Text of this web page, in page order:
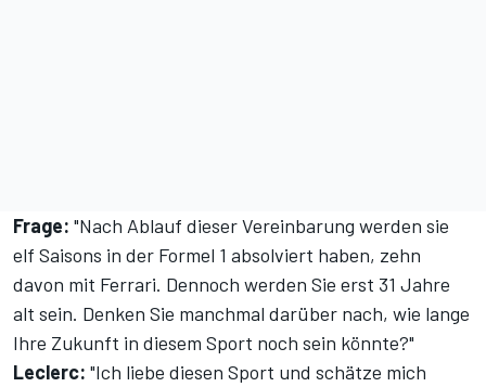
Frage: "Nach Ablauf dieser Vereinbarung werden sie
elf Saisons in der Formel 1 absolviert haben, zehn
davon mit Ferrari. Dennoch werden Sie erst 31 Jahre
alt sein. Denken Sie manchmal darüber nach, wie lange
Ihre Zukunft in diesem Sport noch sein könnte?"
Leclerc: "Ich liebe diesen Sport und schätze mich